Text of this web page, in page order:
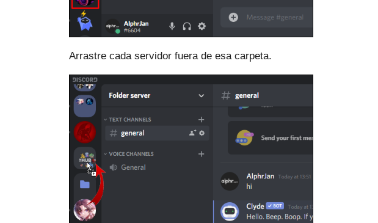
Arrastre cada servidor fuera de esa carpeta.